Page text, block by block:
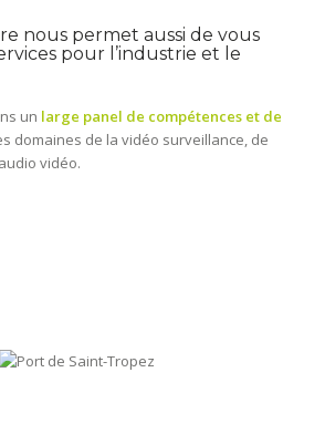
nous permet aussi de vous
pour l’industrie et le
un large panel de compétences et de
domaines de la vidéo surveillance, de
vidéo.
à votre
Le Port de